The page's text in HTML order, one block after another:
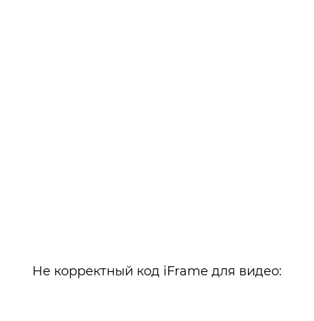
Не корректный код iFrame для видео: